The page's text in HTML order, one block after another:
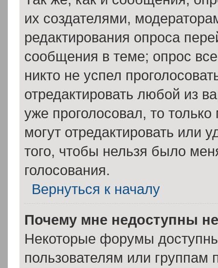
их создателями,
редактирования опроса
сообщения в теме; опрос
никто не успел
отредактировать любой из
уже проголосовал, то
могут отредактировать или
того, чтобы нельзя было
голосования.
Вернуться к началу
Почему мне недоступны
Некоторые форумы
пользователям или группам